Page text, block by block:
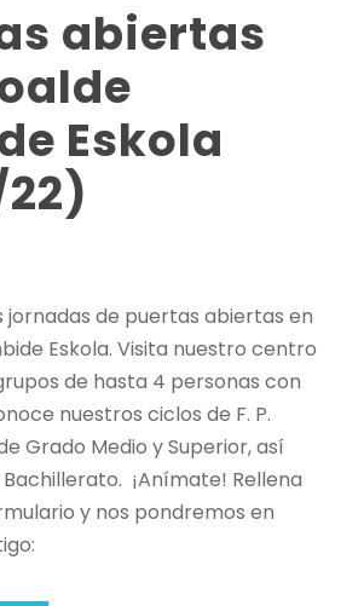
abiertas
Eskola
jornadas de puertas abiertas en
Eskola. Visita nuestro centro
de hasta 4 personas con
nuestros ciclos de F. P.
Grado Medio y Superior, así
¡Anímate! Rellena
y nos pondremos en